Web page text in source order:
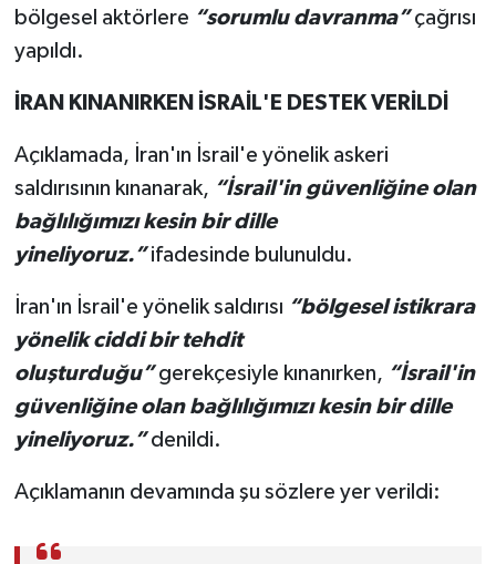
bölgesel aktörlere “sorumlu davranma”çağrısı
yapıldı.
İRAN KINANIRKEN İSRAİL'E DESTEK VERİLDİ
Açıklamada, İran'ın İsrail'e yönelik askeri
saldırısının kınanarak, “İsrail'in güvenliğine olan
bağlılığımızı kesin bir dille
yineliyoruz.”ifadesinde bulunuldu.
İran'ın İsrail'e yönelik saldırısı “bölgesel istikrara
yönelik ciddi bir tehdit
oluşturduğu”gerekçesiyle kınanırken, “İsrail'in
güvenliğine olan bağlılığımızı kesin bir dille
yineliyoruz.”denildi.
Açıklamanın devamında şu sözlere yer verildi:
TİCARET